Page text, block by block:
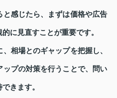
感じたら、まずは価格や広告
に見直すことが重要です。
相場とのギャップを把握し、
プの対策を行うことで、問い
きます。